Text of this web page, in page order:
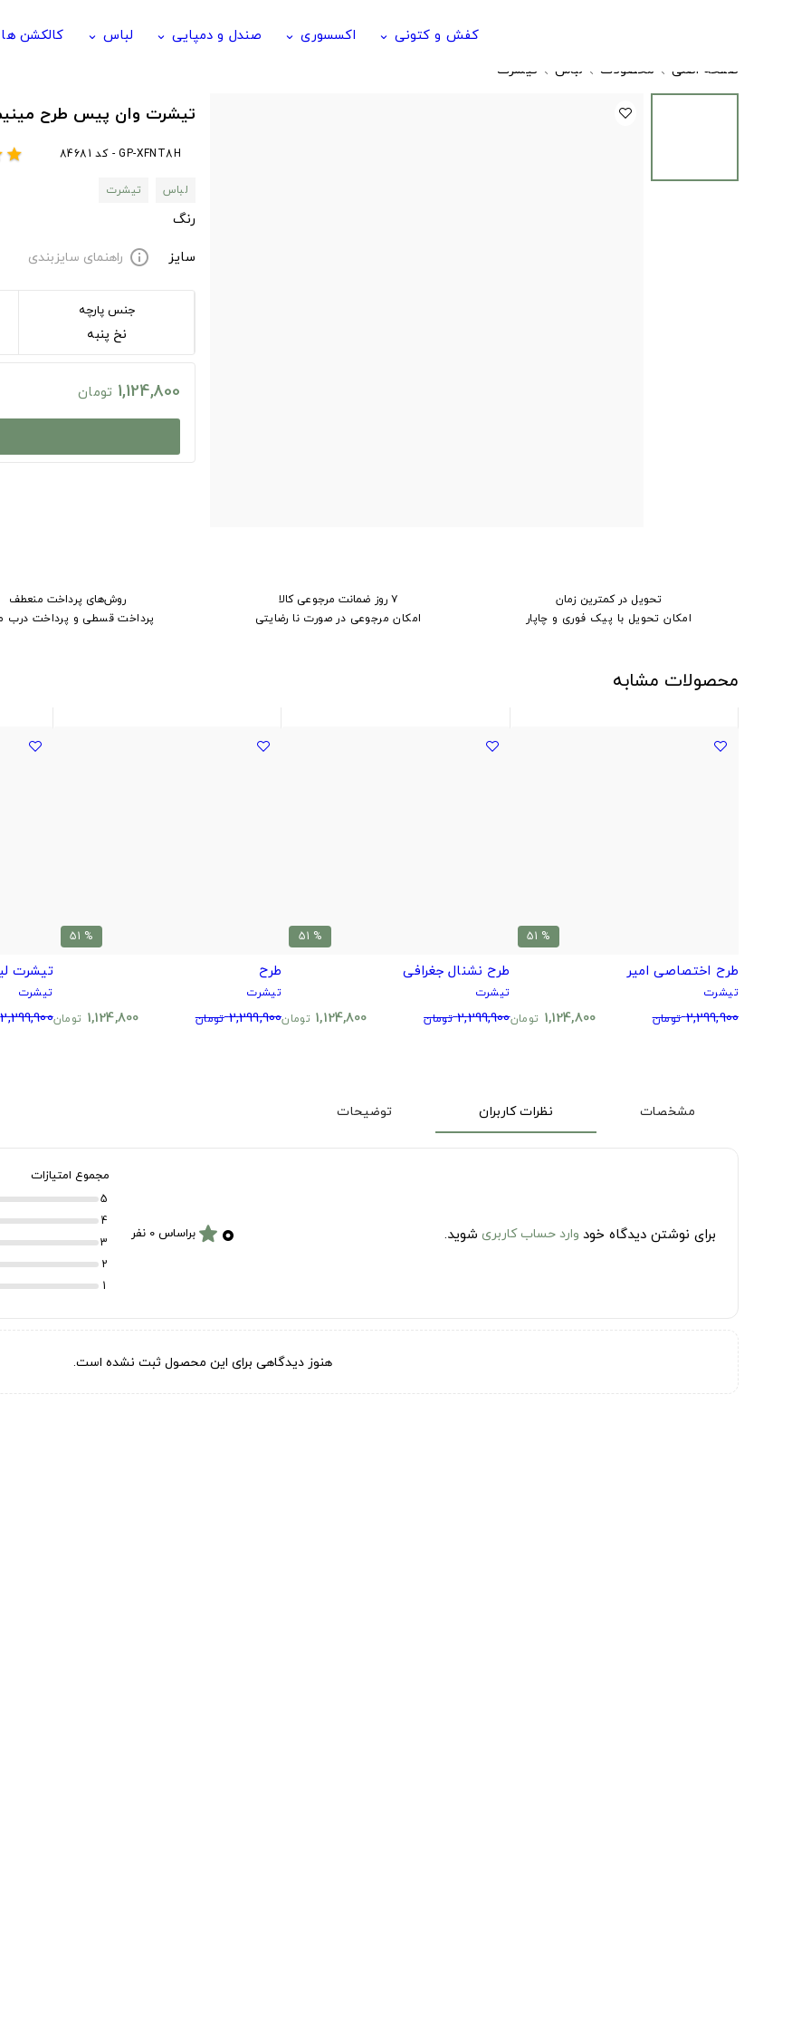
کفش و کتونی keyboard_arrow_down اکسسوری keyboard_arrow_down صندل و دمپایی keyboard_arrow_down لباس keyboard_arrow_down کالکشن ها
صفحه اصلی محصولات لباس تیشرت
تیشرت وان پیس طرح
GP-XFNT8H - کد 84681 star
لباس
تیشرت
رنگ
سایز
info راهنمای سایزبندی
جنس پارچه
نخ پنبه
1,124,800 تومان
تحویل در کمترین زمان
امکان تحویل با پیک فوری و چاپار
۷ روز ضمانت مرجوعی کالا
امکان مرجوعی در صورت نا رضایتی
روش‌های پرداخت منعطف
پرداخت قسطی و پرداخت درب
محصولات مشابه
% 51
طرح اختصاصی امیر
تیشرت
2,299,900 تومان 1,124,800 تومان
% 51
طرح نشنال جغرافی
تیشرت
2,299,900 تومان 1,124,800 تومان
% 51
طرح
تیشرت
2,299,900 تومان 1,124,800 تومان
تیشرت
تیشرت
2,299,900
مشخصات نظرات کاربران توضیحات
برای نوشتن دیدگاه خود وارد حساب کاربری شوید. ۰ starبراساس 0 نفر
مجموع امتیازات
5
4
3
2
1
هنوز دیدگاهی برای این محصول ثبت نشده است.